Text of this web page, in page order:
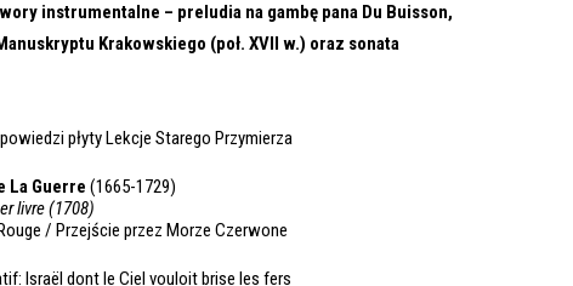
instrumentalne – preludia na gambę pana Du Buisson,
Krakowskiego (poł. XVII w.) oraz sonata
płyty Lekcje Starego Przymierza
La Guerre (1665-1729)
livre (1708)
/ Przejście przez Morze Czerwone
Israël dont le Ciel vouloit brise les fers